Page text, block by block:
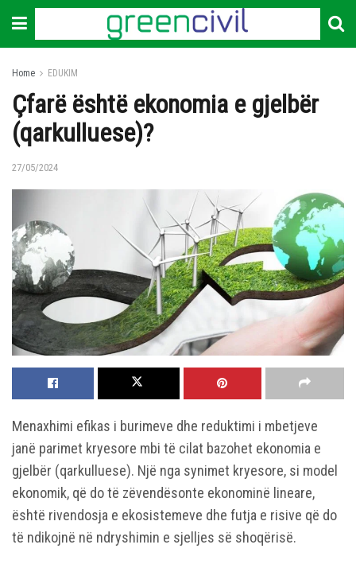
Home EDUKIM
Çfarë është ekonomia e gjelbër
(qarkulluese)?
27/05/2024
Menaxhimi efikas i burimeve dhe reduktimi i mbetjeve
janë parimet kryesore mbi të cilat bazohet ekonomia e
gjelbër (qarkulluese). Një nga synimet kryesore, si model
ekonomik, që do të zëvendësonte ekonominë lineare,
është rivendosja e ekosistemeve dhe futja e risive që do
të ndikojnë në ndryshimin e sjelljes së shoqërisë.